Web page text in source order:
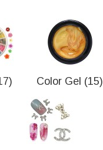
Color Gel (15)